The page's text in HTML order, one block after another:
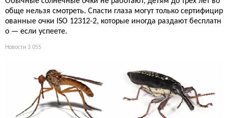
обще нельзя смотреть. Спасти глаза могут только сертифицир
ованные очки ISO 12312-2, которые иногда раздают бесплатн
о — если успеете.
Новости 3 055